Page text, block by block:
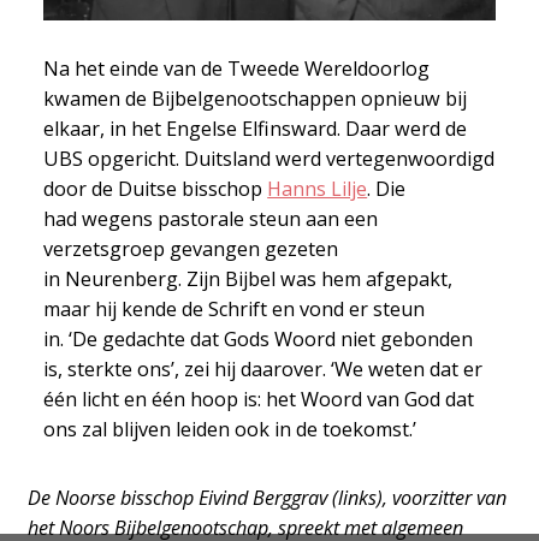
Na het einde van de Tweede Wereldoorlog
kwamen de Bijbelgenootschappen opnieuw bij
elkaar, in het Engelse Elfinsward. Daar werd de
UBS opgericht. Duitsland werd vertegenwoordigd
door de Duitse bisschop Hanns Lilje. Die
had wegens pastorale steun aan een
verzetsgroep gevangen gezeten
in Neurenberg. Zijn Bijbel was hem afgepakt,
maar hij kende de Schrift en vond er steun
in. ‘De gedachte dat Gods Woord niet gebonden
is, sterkte ons’, zei hij daarover. ‘We weten dat er
één licht en één hoop is: het Woord van God dat
ons zal blijven leiden ook in de toekomst.’
De Noorse bisschop Eivind Berggrav (links), voorzitter van
het Noors Bijbelgenootschap, spreekt met algemeen